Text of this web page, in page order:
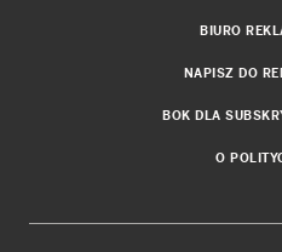
BIURO
NAPISZ DO
BOK DLA
O